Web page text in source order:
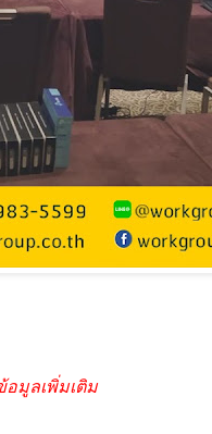
มูลเพิ่มเติม